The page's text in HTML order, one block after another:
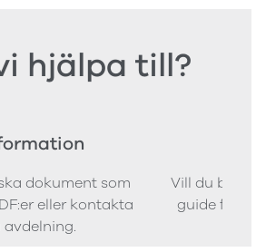
hjälpa till?
dokument som
eller kontakta
Vill du
guide för